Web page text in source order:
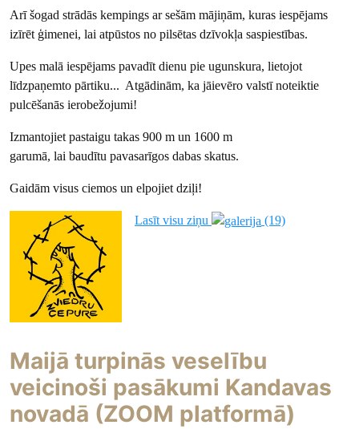
Arī šogad strādās kempings ar sešām mājiņām, kuras iespējams
izīrēt ģimenei, lai atpūstos no pilsētas dzīvokļa saspiestības.
Upes malā iespējams pavadīt dienu pie ugunskura, lietojot
līdzpaņemto pārtiku... Atgādinām, ka jāievēro valstī noteiktie
pulcēšanās ierobežojumi!
Izmantojiet pastaigu takas 900 m un 1600 m
garumā, lai baudītu pavasarīgos dabas skatus.
Gaidām visus ciemos un elpojiet dziļi!
Lasīt visu ziņu (19)
Maijā turpinās veselību
veicinoši pasākumi Kandavas
novadā (ZOOM platformā)